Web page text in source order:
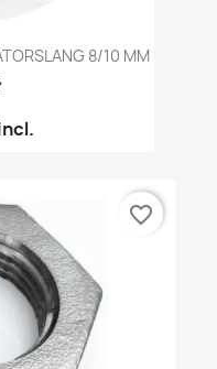
8/10 MM
favorite_border